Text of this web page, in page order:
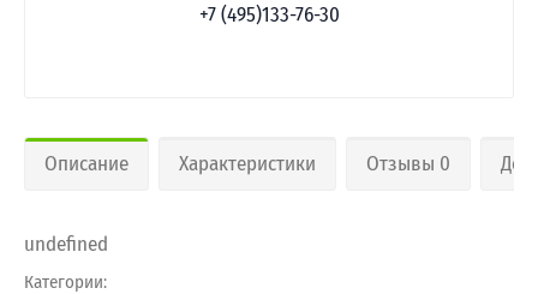
+7 (495)133-76-30
Описание Характеристики Отзывы 0
undefined
Категории: